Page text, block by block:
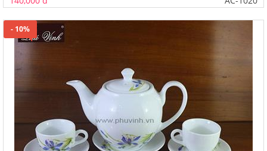
- 10%